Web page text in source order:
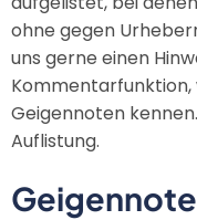
ohne gegen
uns gerne einen
Kommentarfunktion,
Geigennoten
Auflistung.